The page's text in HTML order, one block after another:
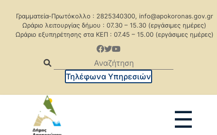
Γραμματεία-Πρωτόκολλο : 2825340300, info@apokoronas.gov.gr
Ωράριο λειτουργίας δήμου : 07.30 – 15.30 (εργάσιμες ημέρες)
Ωράριο εξυπηρέτησης στα ΚΕΠ : 07.45 – 15.00 (εργάσιμες ημέρες)
Τηλέφωνα Υπηρεσιών
☰